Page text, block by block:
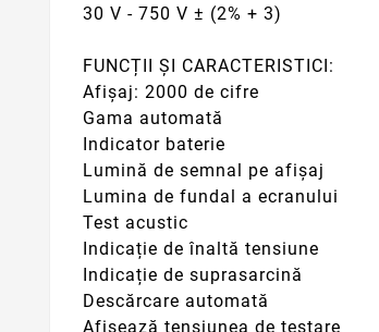
30 V - 750 V ± (2% + 3)
FUNCȚII ȘI CARACTERISTICI:
Afișaj: 2000 de cifre
Gama automată
Indicator baterie
Lumină de semnal pe afișaj
Lumina de fundal a ecranului
Test acustic
Indicație de înaltă tensiune
Indicație de suprasarcină
Descărcare automată
Afișează tensiunea de testare